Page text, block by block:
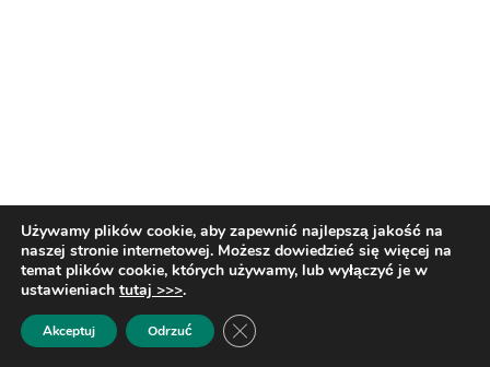
Używamy plików cookie, aby zapewnić najlepszą jakość na
naszej stronie internetowej. Możesz dowiedzieć się więcej na
temat plików cookie, których używamy, lub wyłączyć je w
ustawieniach tutaj >>>.
Akceptuj Odrzuć Zamknij panel powiadomień o